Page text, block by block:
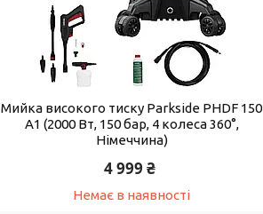
Мийка високого тиску Parkside PHDF 150
A1 (2000 Вт, 150 бар, 4 колеса 360°,
Німеччина)
4 999 ₴
Немає в наявності